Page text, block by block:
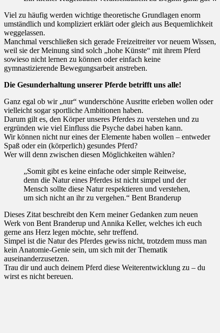
Viel zu häufig werden wichtige theoretische Grundlagen enorm
umständlich und kompliziert erklärt oder gleich aus Bequemlichkeit
weggelassen.
Manchmal verschließen sich gerade Freizeitreiter vor neuem Wissen,
weil sie der Meinung sind solch „hohe Künste“ mit ihrem Pferd
sowieso nicht lernen zu können oder einfach keine
gymnastizierende Bewegungsarbeit anstreben.
Die Gesunderhaltung unserer Pferde betrifft uns alle!
Ganz egal ob wir „nur“ wunderschöne Ausritte erleben wollen oder
vielleicht sogar sportliche Ambitionen haben.
Darum gilt es, den Körper unseres Pferdes zu verstehen und zu
ergründen wie viel Einfluss die Psyche dabei haben kann.
Wir können nicht nur eines der Elemente haben wollen – entweder
Spaß oder ein (körperlich) gesundes Pferd?
Wer will denn zwischen diesen Möglichkeiten wählen?
„Somit gibt es keine einfache oder simple Reitweise,
denn die Natur eines Pferdes ist nicht simpel und der
Mensch sollte diese Natur respektieren und verstehen,
um sich nicht an ihr zu vergehen.“ Bent Branderup
Dieses Zitat beschreibt den Kern meiner Gedanken zum neuen
Werk von Bent Branderup und Annika Keller, welches ich euch
gerne ans Herz legen möchte, sehr treffend.
Simpel ist die Natur des Pferdes gewiss nicht, trotzdem muss man
kein Anatomie-Genie sein, um sich mit der Thematik
auseinanderzusetzen.
Trau dir und auch deinem Pferd diese Weiterentwicklung zu – du
wirst es nicht bereuen.